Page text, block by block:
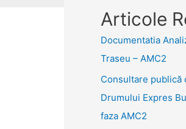
Articole
Documentatia
Traseu – AMC2
Consultare publică
Drumului Expres
faza AMC2